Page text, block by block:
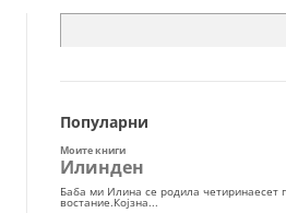
за:
Популарни